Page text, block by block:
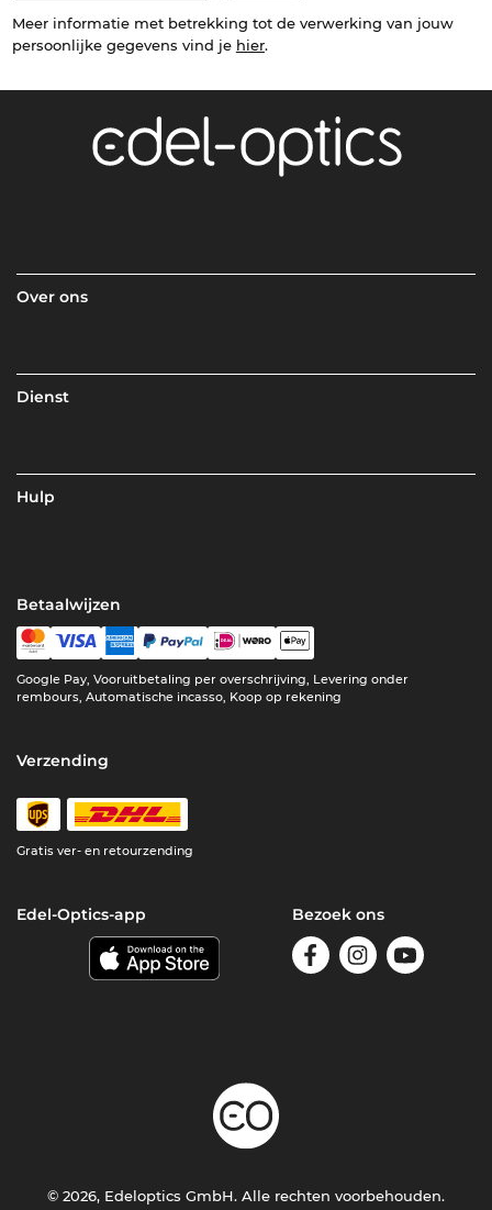
Meer informatie met betrekking tot de verwerking van jouw
persoonlijke gegevens vind je hier.
Over ons
Dienst
Hulp
Betaalwijzen
Google Pay, Vooruitbetaling per overschrijving, Levering onder
rembours, Automatische incasso, Koop op rekening
Verzending
Gratis ver- en retourzending
Edel-Optics-app Bezoek ons
© 2026, Edeloptics GmbH. Alle rechten voorbehouden.